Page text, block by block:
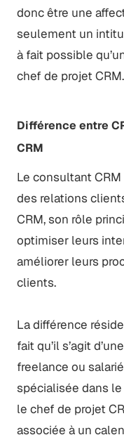
donc être une
seulement un
à fait possible
chef de projet CRM.
Différence entre
CRM
Le consultant
des relations
CRM, son rôle
optimiser leurs
améliorer leurs
clients.
La différence
fait qu’il s’agit
freelance ou
spécialisée dans
le chef de projet
associée à un